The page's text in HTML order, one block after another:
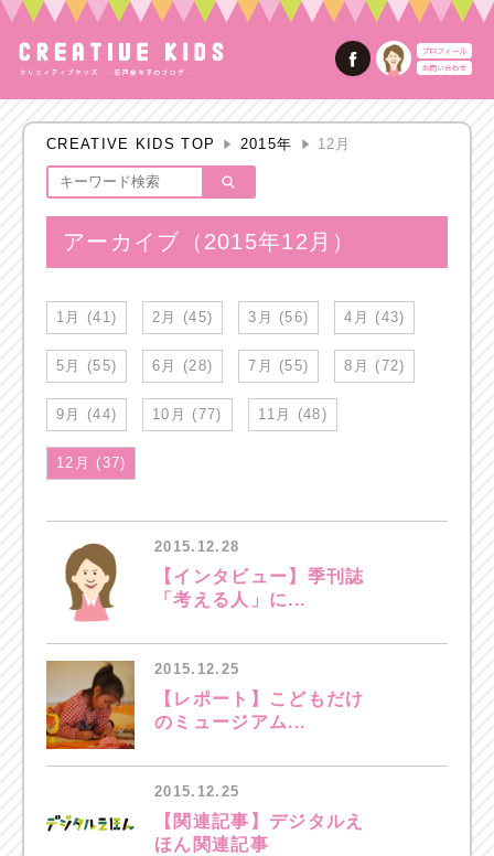
CREATIVE KIDS TOP 2015年 12月
アーカイブ（2015年12月）
1月 (41) 2月 (45) 3月 (56) 4月 (43)
5月 (55) 6月 (28) 7月 (55) 8月 (72)
9月 (44) 10月 (77) 11月 (48)
12月 (37)
2015.12.28
【インタビュー】季刊誌
「考える人」に...
2015.12.25
【レポート】こどもだけ
のミュージアム...
2015.12.25
【関連記事】デジタルえ
ほん関連記事